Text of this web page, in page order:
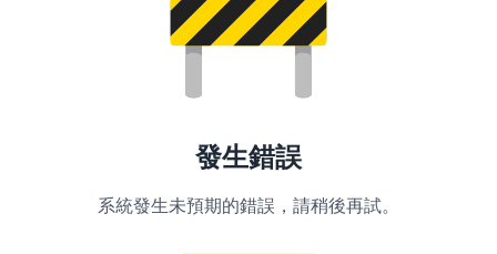
發生錯誤
系統發生未預期的錯誤，請稍後再試。